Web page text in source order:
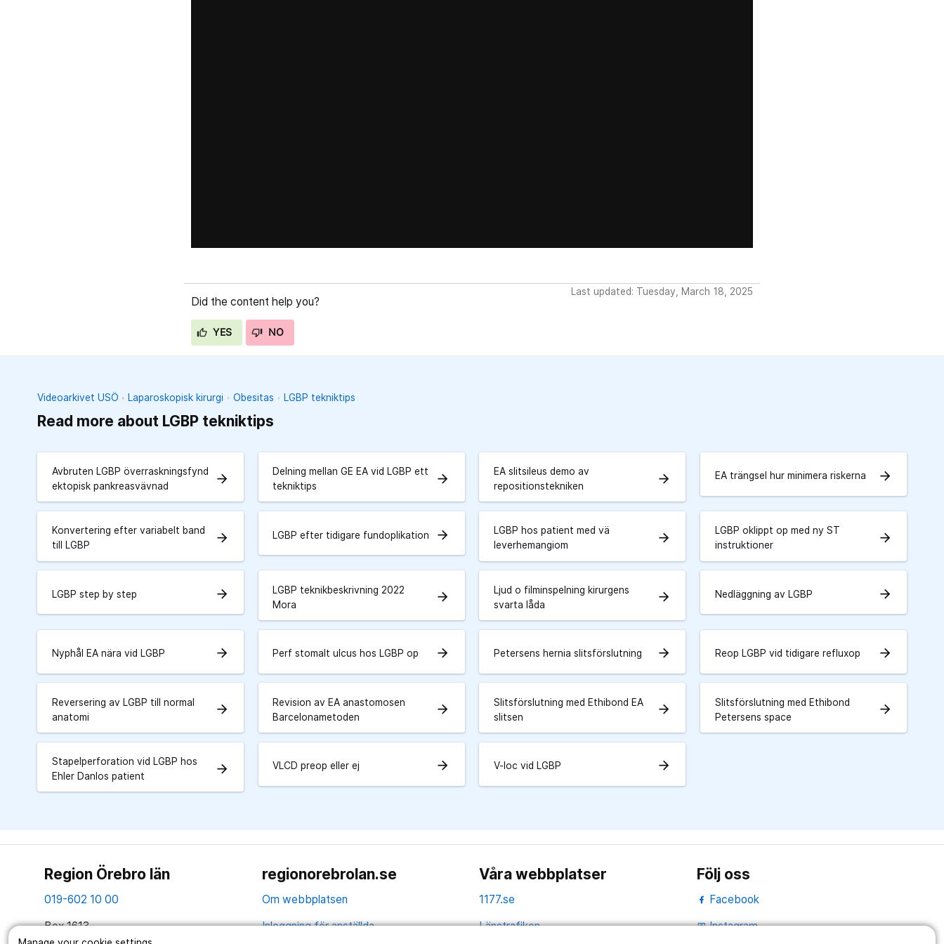
Did the content help you?
YES NO
Last updated: Tuesday, March 18, 2025
Videoarkivet USÖ Laparoskopisk kirurgi Obesitas LGBP tekniktips
Read more about LGBP tekniktips
Avbruten LGBP överraskningsfynd
ektopisk pankreasvävnad
arrow_forward
Delning mellan GE EA vid LGBP ett
tekniktips
arrow_forward
EA slitsileus demo av
repositionstekniken
arrow_forward EA trängsel hur minimera riskerna arrow_forward
Konvertering efter variabelt band
till LGBP
arrow_forward LGBP efter tidigare fundoplikation arrow_forward
LGBP hos patient med vä
leverhemangiom
arrow_forward
LGBP oklippt op med ny ST
instruktioner
arrow_forward
LGBP step by step arrow_forward
LGBP teknikbeskrivning 2022
Mora
arrow_forward
Ljud o filminspelning kirurgens
svarta låda
arrow_forward Nedläggning av LGBP arrow_forward
Nyphål EA nära vid LGBP arrow_forward Perf stomalt ulcus hos LGBP op arrow_forward Petersens hernia slitsförslutning arrow_forward Reop LGBP vid tidigare refluxop arrow_forward
Reversering av LGBP till normal
anatomi
arrow_forward
Revision av EA anastomosen
Barcelonametoden
arrow_forward
Slitsförslutning med Ethibond EA
slitsen
arrow_forward
Slitsförslutning med Ethibond
Petersens space
arrow_forward
Stapelperforation vid LGBP hos
Ehler Danlos patient
arrow_forward VLCD preop eller ej arrow_forward V-loc vid LGBP arrow_forward
Region Örebro län
019-602 10 00
Box 1613
regionorebrolan.se
Om webbplatsen
Inloggning för anställda
Våra webbplatser
1177.se
Länstrafiken
Följ oss
Facebook
portraitInstagram